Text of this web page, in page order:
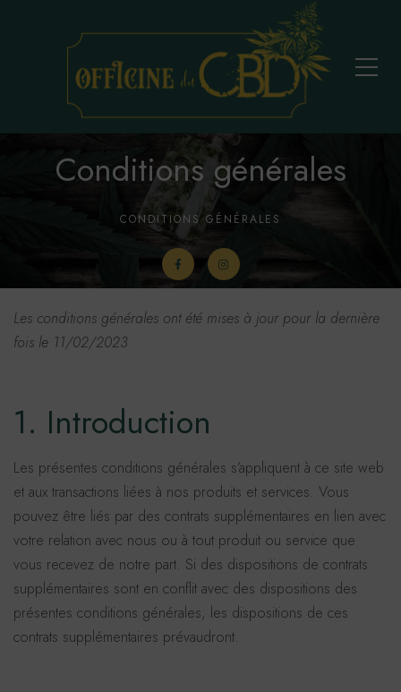
Conditions générales
CONDITIONS GÉNÉRALES
Les conditions générales ont été mises à jour pour la dernière
fois le 11/02/2023
1. Introduction
Les présentes conditions générales s’appliquent à ce site web
et aux transactions liées à nos produits et services. Vous
pouvez être liés par des contrats supplémentaires en lien avec
votre relation avec nous ou à tout produit ou service que
vous recevez de notre part. Si des dispositions de contrats
supplémentaires sont en conflit avec des dispositions des
présentes conditions générales, les dispositions de ces
contrats supplémentaires prévaudront.